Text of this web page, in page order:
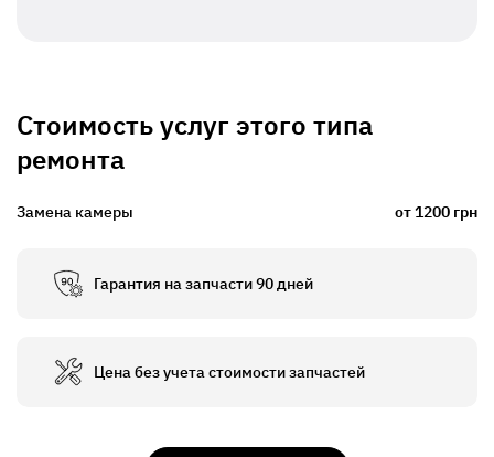
Стоимость услуг этого типа
ремонта
Замена камеры от 1200 грн
Гарантия на запчасти 90 дней
Цена без учета стоимости запчастей